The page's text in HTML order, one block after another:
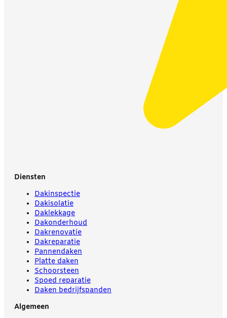
Diensten
Dakinspectie
Dakisolatie
Daklekkage
Dakonderhoud
Dakrenovatie
Dakreparatie
Pannendaken
Platte daken
Schoorsteen
Spoed reparatie
Daken bedrijfspanden
Algemeen